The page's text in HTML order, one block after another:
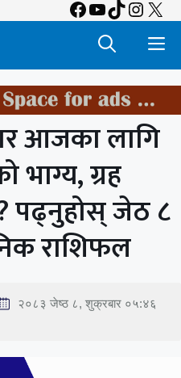
Facebook
YouTube
TikTok
X
आजका लागि
भाग्य, ग्रह
पढ्नुहोस् जेठ ८
राशिफल
२०८३ जेष्ठ ८, शुक्रबार ०५:४६